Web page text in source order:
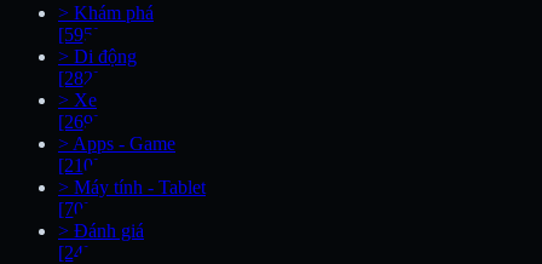
> Khám phá
[595]
> Di động
[282]
> Xe
[269]
> Apps - Game
[210]
> Máy tính - Tablet
[70]
> Đánh giá
[24]